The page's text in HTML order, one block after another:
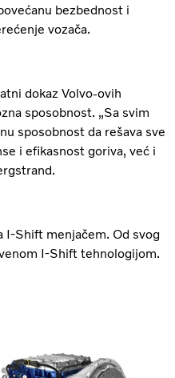
bezbednost i
vozača.
dokaz Volvo-ovih
sposobnost. „Sa svim
sposobnost da rešava sve
i efikasnost goriva, već i
I-Shift menjačem. Od svog
I-Shift tehnologijom.